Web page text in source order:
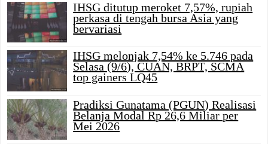
IHSG ditutup meroket 7,57%, rupiah
perkasa di tengah bursa Asia yang
bervariasi
IHSG melonjak 7,54% ke 5.746 pada
Selasa (9/6), CUAN, BRPT, SCMA
top gainers LQ45
Pradiksi Gunatama (PGUN) Realisasi
Belanja Modal Rp 26,6 Miliar per
Mei 2026